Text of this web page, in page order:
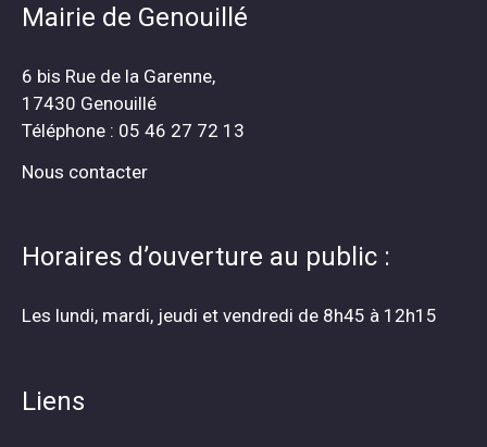
Mairie de Genouillé
6 bis Rue de la Garenne,
17430 Genouillé
Téléphone : 05 46 27 72 13
Nous contacter
Horaires d’ouverture au public :
Les lundi, mardi, jeudi et vendredi de 8h45 à 12h15
Liens